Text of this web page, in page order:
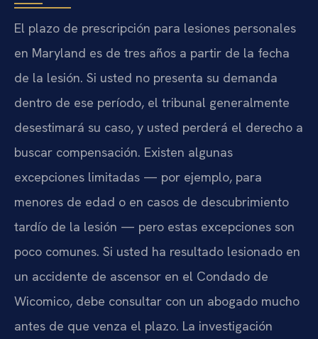
El plazo de prescripción para lesiones personales
en Maryland es de tres años a partir de la fecha
de la lesión. Si usted no presenta su demanda
dentro de ese período, el tribunal generalmente
desestimará su caso, y usted perderá el derecho a
buscar compensación. Existen algunas
excepciones limitadas — por ejemplo, para
menores de edad o en casos de descubrimiento
tardío de la lesión — pero estas excepciones son
poco comunes. Si usted ha resultado lesionado en
un accidente de ascensor en el Condado de
Wicomico, debe consultar con un abogado mucho
antes de que venza el plazo. La investigación